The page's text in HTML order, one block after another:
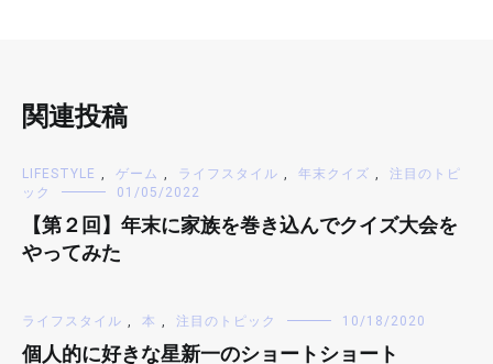
関連投稿
LIFESTYLE , ゲーム , ライフスタイル , 年末クイズ ,
注目のトピ
ック
01/05/2022
【第２回】年末に家族を巻き込んでクイズ大会を
やってみた
ライフスタイル , 本 , 注目のトピック 10/18/2020
個人的に好きな星新一のショートショート